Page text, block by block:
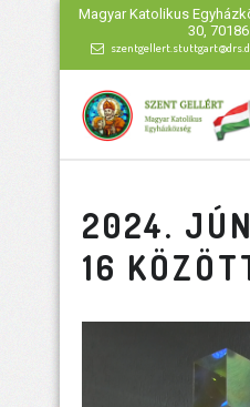
Magyar Katolikus
30,
2024.
16